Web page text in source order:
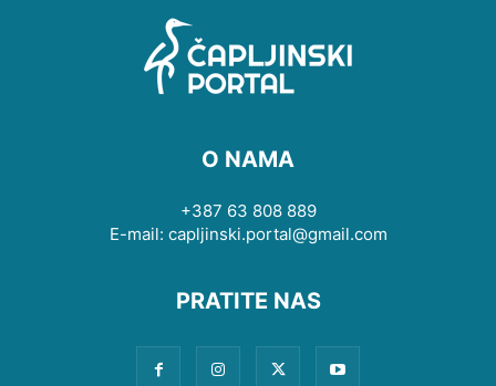
O NAMA
+387 63 808 889
E-mail: capljinski.portal@gmail.com
PRATITE NAS